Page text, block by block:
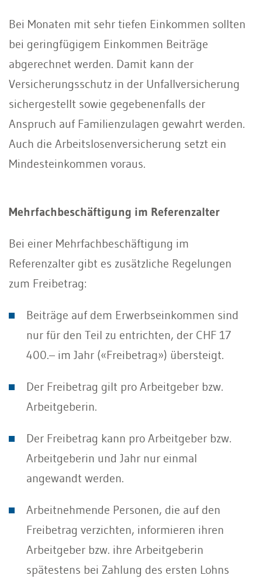
Bei Monaten mit sehr tiefen Einkommen sollten
bei geringfügigem Einkommen Beiträge
abgerechnet werden. Damit kann der
Versicherungsschutz in der Unfallversicherung
sichergestellt sowie gegebenenfalls der
Anspruch auf Familienzulagen gewahrt werden.
Auch die Arbeitslosenversicherung setzt ein
Mindesteinkommen voraus.
Mehrfachbeschäftigung im Referenzalter
Bei einer Mehrfachbeschäftigung im
Referenzalter gibt es zusätzliche Regelungen
zum Freibetrag:
Beiträge auf dem Erwerbseinkommen sind
nur für den Teil zu entrichten, der CHF 17
400.– im Jahr («Freibetrag») übersteigt.
Der Freibetrag gilt pro Arbeitgeber bzw.
Arbeitgeberin.
Der Freibetrag kann pro Arbeitgeber bzw.
Arbeitgeberin und Jahr nur einmal
angewandt werden.
Arbeitnehmende Personen, die auf den
Freibetrag verzichten, informieren ihren
Arbeitgeber bzw. ihre Arbeitgeberin
spätestens bei Zahlung des ersten Lohns